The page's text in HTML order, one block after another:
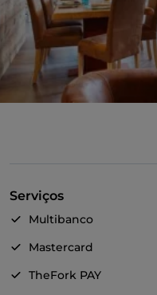
Serviços
Multibanco
Mastercard
TheFork PAY